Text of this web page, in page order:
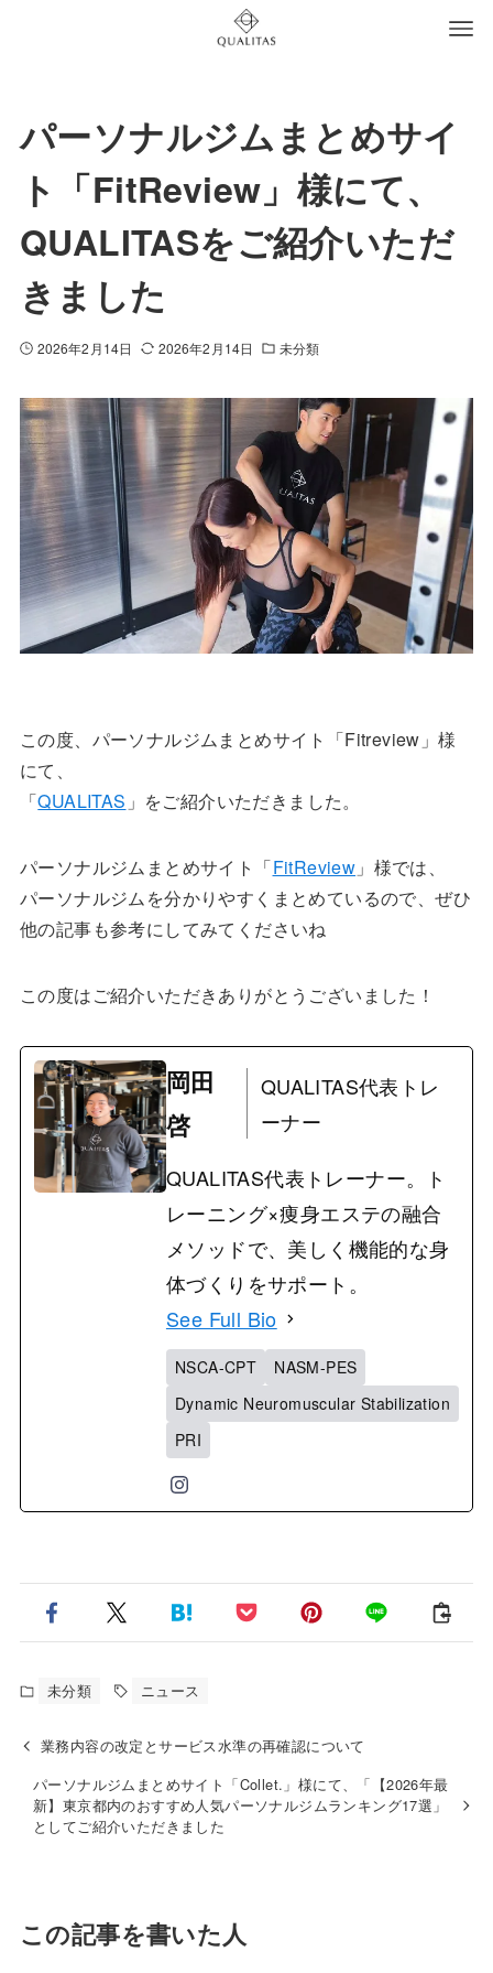
パーソナルジムまとめサイ
ト「FitReview」様にて、
QUALITASをご紹介いただ
きました
2026年2月14日 2026年2月14日 未分類
この度、パーソナルジムまとめサイト「Fitreview」様
にて、
「QUALITAS 」をご紹介いただきました。
パーソナルジムまとめサイト「FitReview 」様では、
パーソナルジムを分かりやすくまとめているので、ぜひ
他の記事も参考にしてみてくださいね
この度はご紹介いただきありがとうございました！
岡田
啓
QUALITAS代表トレ
ーナー
QUALITAS代表トレーナー。ト
レーニング×痩身エステの融合
メソッドで、美しく機能的な身
体づくりをサポート。
See Full Bio
NSCA-CPT
NASM-PES
Dynamic Neuromuscular Stabilization
PRI
未分類 ニュース
業務内容の改定とサービス水準の再確認について
パーソナルジムまとめサイト「Collet.」様にて、「【2026年最
新】東京都内のおすすめ人気パーソナルジムランキング17選」
としてご紹介いただきました
この記事を書いた人